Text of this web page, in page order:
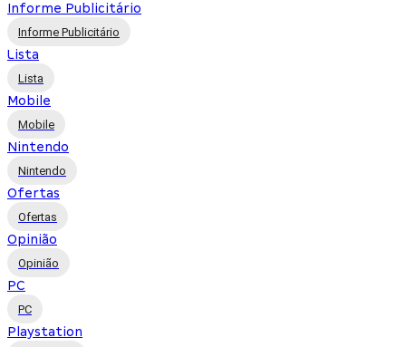
Informe Publicitário
Informe Publicitário
Lista
Lista
Mobile
Mobile
Nintendo
Nintendo
Ofertas
Ofertas
Opinião
Opinião
PC
PC
Playstation